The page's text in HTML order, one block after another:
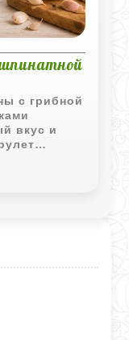
с грибной
вкус и
меню,